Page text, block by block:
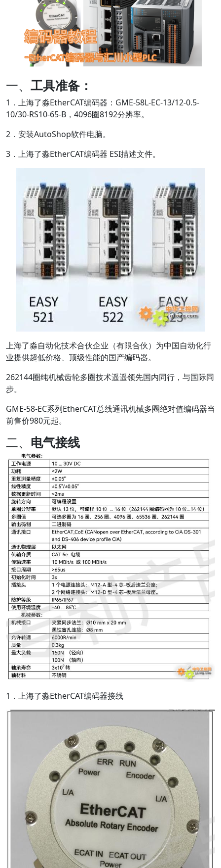
一、 工具准备：
1．上海了淼EtherCAT编码器：GME-58L-EC-13/12-0.5-
10/30-RS10-65-B，4096圈8192分辨率。
2．安装AutoShop软件电脑。
3．上海了淼EtherCAT编码器 ESI描述文件。
上海了淼自动化技术合伙企业（有限合伙）为中国自动化行
业提供超低价格、顶级性能的国产编码器。
262144圈纯机械齿轮多圈技术遥遥领先国内同行，与国际同
步。
GME-58-EC系列EtherCAT总线通讯机械多圈绝对值编码器当
前售价980元起。
二、 电气接线
1．上海了淼EtherCAT编码器接线